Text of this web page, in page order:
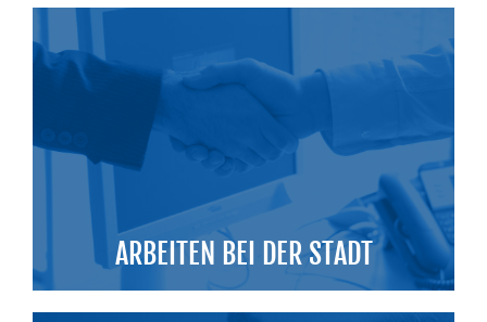
ARBEITEN BEI DER STADT